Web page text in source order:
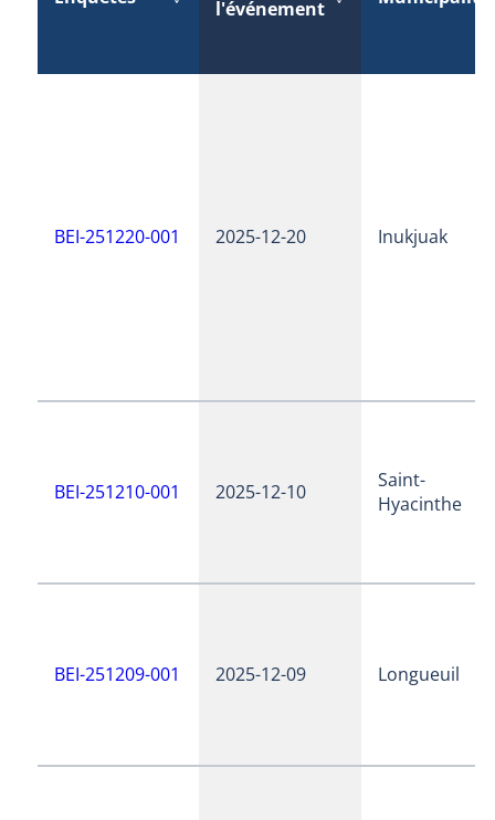
l'événement
BEI-251220-001 2025-12-20 Inukjuak
BEI-251210-001 2025-12-10
Saint-
Hyacinthe
BEI-251209-001 2025-12-09 Longueuil